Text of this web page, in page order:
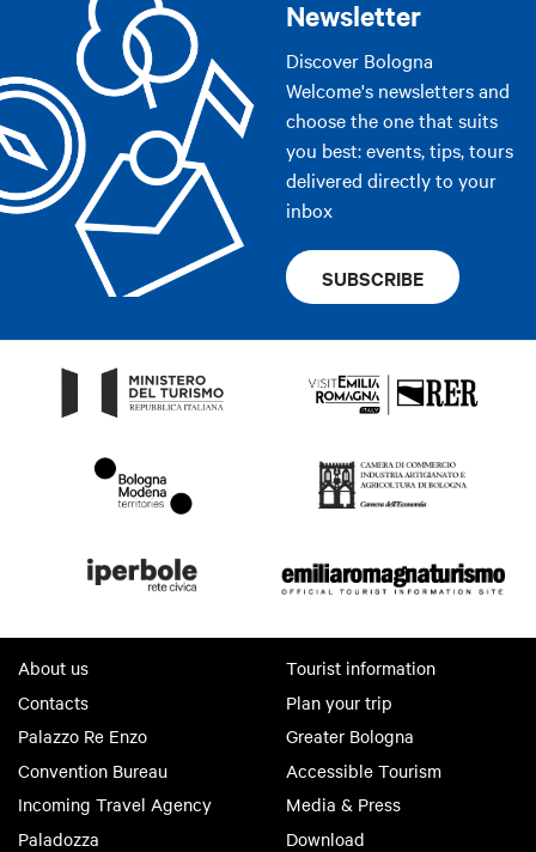
Newsletter
Discover Bologna
Welcome's newsletters and
choose the one that suits
you best: events, tips, tours
delivered directly to your
inbox
SUBSCRIBE
About us
Contacts
Palazzo Re Enzo
Convention Bureau
Incoming Travel Agency
Paladozza
Tourist information
Plan your trip
Greater Bologna
Accessible Tourism
Media & Press
Download